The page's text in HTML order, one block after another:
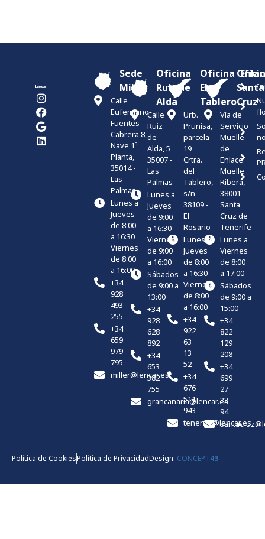
Sede
Miller
Calle
Eufemiano
Fuentes
Cabrera 8,
Nave 1ª
Planta,
35014 -
Las
Palmas
Lunes a
Jueves
de 8:00
a 16:30
Viernes
de 8:00
a 16:00
+34
928
493
255
+34
659
979
795
miller@lencar.es
Oficina
Ruiz de
Alda
Calle
Ruiz
de
Alda, 5
35007 -
Las
Palmas
Lunes a
Jueves
de 9:00
a 16:30
Viernes
de 9:00
a 16:00
Sábados
de 9:00 a
13:00
+34
928
628
892
+34
653
382
755
grancanaria@lencar.es
Oficina
El
Tablero
Urb.
Prunisa,
parcela
19
Crtra.
del
Tablero,
s/n
38109 -
El
Rosario
Lunes a
Jueves
de 8:00
a 16:30
Viernes
de 8:00
a 16:00
+34
922
63
13
52
+34
676
511
943
tenerife@lencar.es
Santa
Cruz
Vía de
Servicio
Muelle
de
Enlace
Muelle
Ribera,
38001 -
Santa
Cruz de
Tenerife
Lunes a
Viernes
de 8:00
a 17:00
Sábados
de 9:00 a
15:00
+34
822
129
208
+34
699
27
33
94
Política de CookiesPolítica de PrivacidadDesign: CONCEPT43